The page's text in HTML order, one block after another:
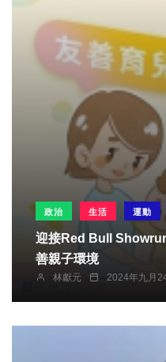
政治 生活 運動
迎接Red Bull
善親子環境
林獻元 2024年九月